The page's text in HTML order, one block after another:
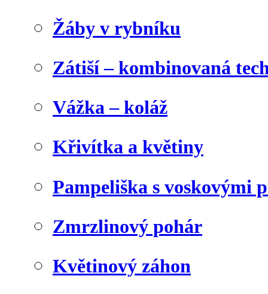
Žáby v rybníku
Zátiší – kombinovaná
Vážka – koláž
Křivítka a květiny
Pampeliška s voskovými
Zmrzlinový pohár
Květinový záhon